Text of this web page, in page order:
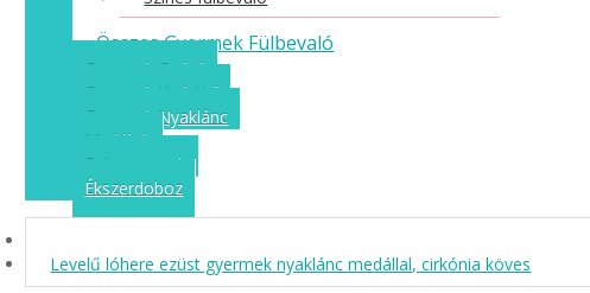
Összes Gyermek Fülbevaló
Gyermek Gyűrű
Gyermek Karkötő
Gyermek Nyaklánc
Medálok
Ezüst szettek
Ékszerdoboz
Levelű lóhere ezüst gyermek nyaklánc medállal, cirkónia köves